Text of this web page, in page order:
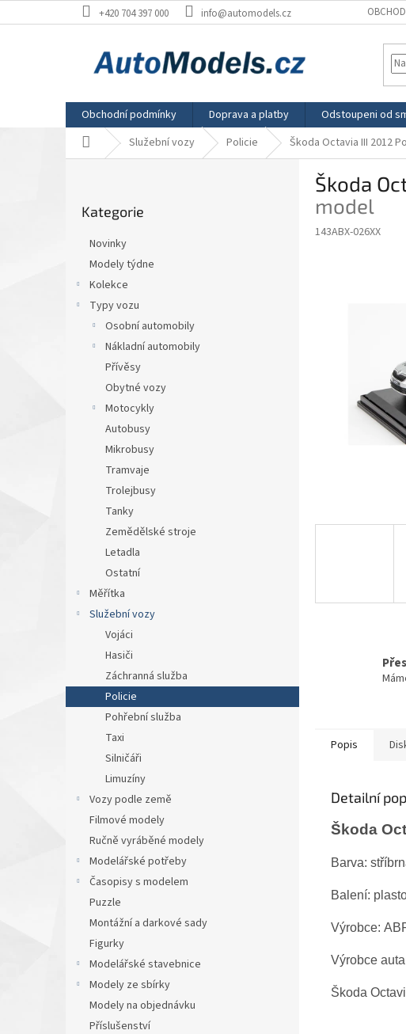
na
+420 704 397 000 info@automodels.cz
Obchodní podmínky Doprava a platby Odstoupeni od
Domů Služební vozy Policie Škoda Octavia III 2012
kategorie
Kategorie
Novinky
Modely týdne
Kolekce
Typy vozu
Osobní automobily
Nákladní automobily
Přívěsy
Obytné vozy
Motocykly
Autobusy
Mikrobusy
Tramvaje
Trolejbusy
Tanky
Zemědělské stroje
Letadla
Ostatní
Měřítka
Služební vozy
Vojáci
Hasiči
Záchranná služba
Policie
Pohřební služba
Taxi
Silničáři
Limuzíny
Vozy podle země
Filmové modely
Ručně vyráběné modely
Modelářské potřeby
Časopisy s modelem
Puzzle
Montážní a darkové sady
Figurky
Modelářské stavebnice
Modely ze sbírky
Modely na objednávku
Příslušenství
Škoda
model
143ABX-026XX
Popis
Detailní
Škoda
Barva:
Balení:
Výrobce:
Výrobce
Škoda